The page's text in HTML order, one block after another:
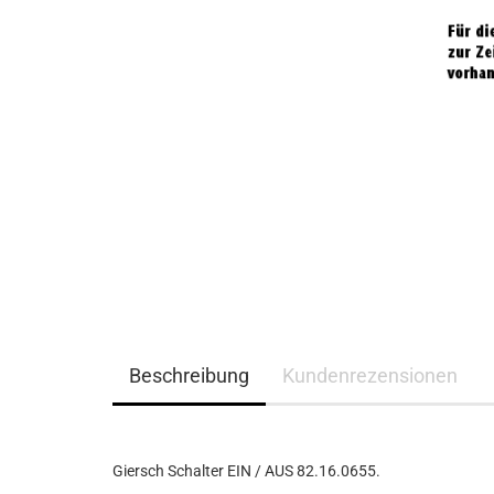
Beschreibung Kundenrezensionen
Giersch Schalter EIN / AUS 82.16.0655.